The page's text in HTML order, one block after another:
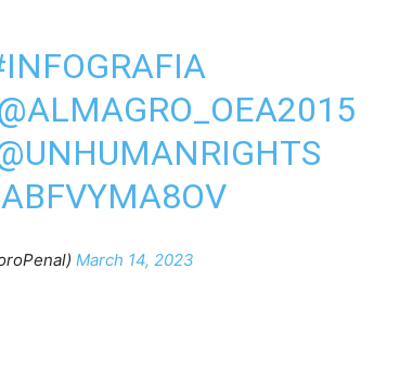
March 14, 2023